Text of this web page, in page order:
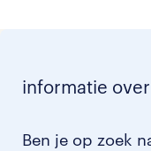
informatie
Ben je op zoek